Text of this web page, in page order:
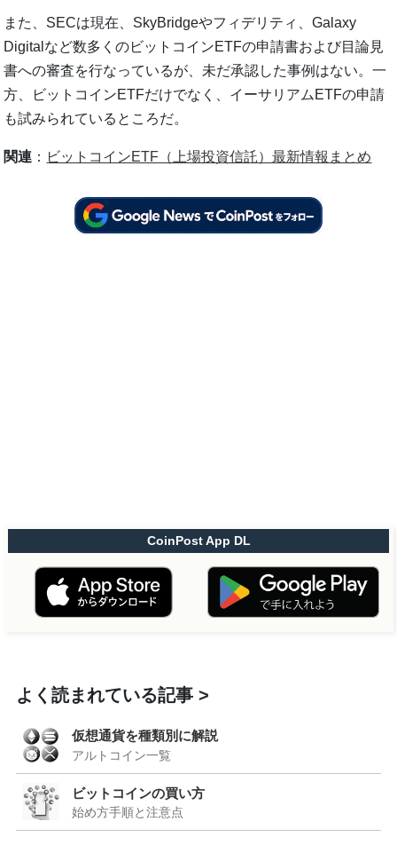
また、SECは現在、SkyBridgeやフィデリティ、Galaxy
Digitalなど数多くのビットコインETFの申請書および目論見
書への審査を行なっているが、未だ承認した事例はない。一
方、ビットコインETFだけでなく、イーサリアムETFの申請
も試みられているところだ。
関連 ： ビットコインETF（上場投資信託）最新情報まとめ
CoinPost App DL
よく読まれている記事
仮想通貨を種類別に解説
アルトコイン一覧
ビットコインの買い方
始め方手順と注意点